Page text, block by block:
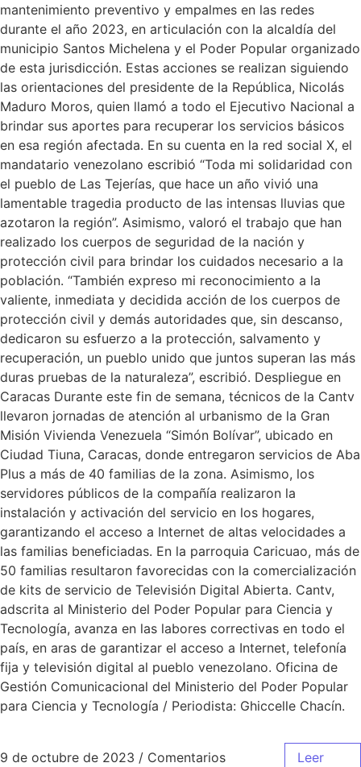
mantenimiento preventivo y empalmes en las redes
durante el año 2023, en articulación con la alcaldía del
municipio Santos Michelena y el Poder Popular organizado
de esta jurisdicción. Estas acciones se realizan siguiendo
las orientaciones del presidente de la República, Nicolás
Maduro Moros, quien llamó a todo el Ejecutivo Nacional a
brindar sus aportes para recuperar los servicios básicos
en esa región afectada. En su cuenta en la red social X, el
mandatario venezolano escribió “Toda mi solidaridad con
el pueblo de Las Tejerías, que hace un año vivió una
lamentable tragedia producto de las intensas lluvias que
azotaron la región”. Asimismo, valoró el trabajo que han
realizado los cuerpos de seguridad de la nación y
protección civil para brindar los cuidados necesario a la
población. “También expreso mi reconocimiento a la
valiente, inmediata y decidida acción de los cuerpos de
protección civil y demás autoridades que, sin descanso,
dedicaron su esfuerzo a la protección, salvamento y
recuperación, un pueblo unido que juntos superan las más
duras pruebas de la naturaleza”, escribió. Despliegue en
Caracas Durante este fin de semana, técnicos de la Cantv
llevaron jornadas de atención al urbanismo de la Gran
Misión Vivienda Venezuela “Simón Bolívar”, ubicado en
Ciudad Tiuna, Caracas, donde entregaron servicios de Aba
Plus a más de 40 familias de la zona. Asimismo, los
servidores públicos de la compañía realizaron la
instalación y activación del servicio en los hogares,
garantizando el acceso a Internet de altas velocidades a
las familias beneficiadas. En la parroquia Caricuao, más de
50 familias resultaron favorecidas con la comercialización
de kits de servicio de Televisión Digital Abierta. Cantv,
adscrita al Ministerio del Poder Popular para Ciencia y
Tecnología, avanza en las labores correctivas en todo el
país, en aras de garantizar el acceso a Internet, telefonía
fija y televisión digital al pueblo venezolano. Oficina de
Gestión Comunicacional del Ministerio del Poder Popular
para Ciencia y Tecnología / Periodista: Ghiccelle Chacín.
9 de octubre de 2023 / Comentarios
Leer